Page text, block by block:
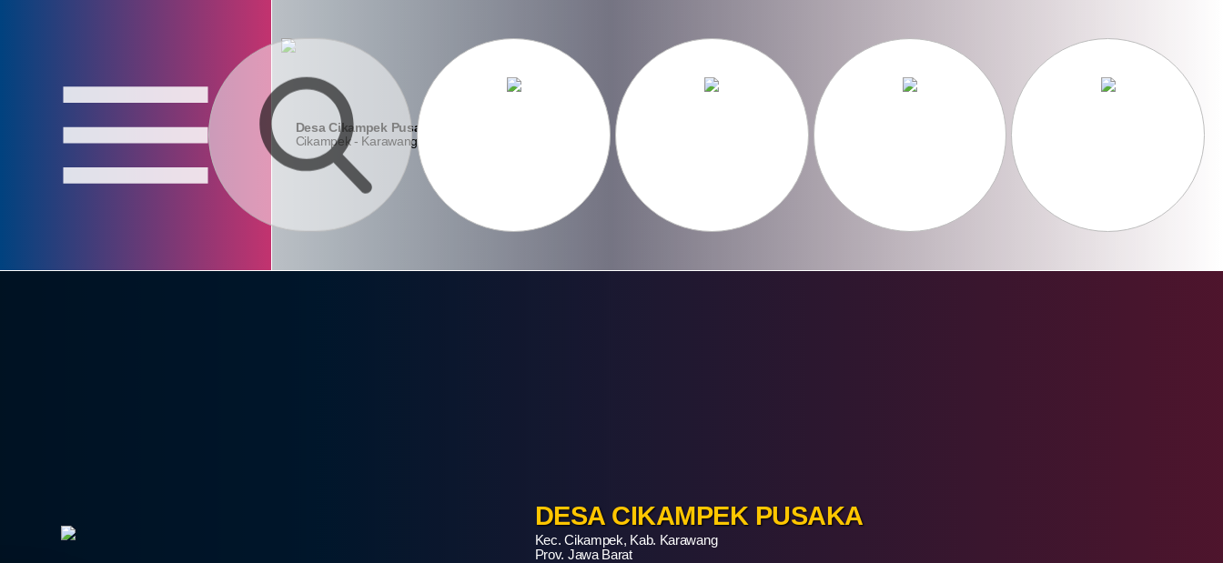
Desa Cikampek Pusaka
Cikampek - Karawang
DESA CIKAMPEK PUSAKA
Kec. Cikampek, Kab. Karawang
Prov. Jawa Barat
Admin
Layanan
Mandiri
Absensi
Aparatur